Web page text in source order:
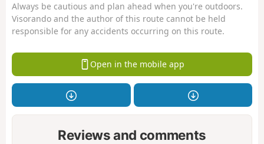
Always be cautious and plan ahead when you're outdoors.
Visorando and the author of this route cannot be held
responsible for any accidents occurring on this route.
Open in the mobile app
Reviews and comments